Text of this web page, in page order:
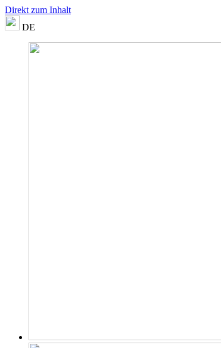
Direkt zum Inhalt
DE